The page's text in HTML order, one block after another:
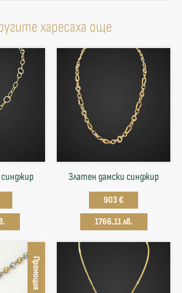
харесаха още
Златен дамски синджир
903 €
1766.11 лв.
Промоция